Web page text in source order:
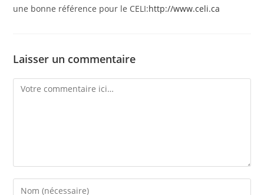
une bonne référence pour le CELI:http://www.celi.ca
Laisser un commentaire
Comment
Enter